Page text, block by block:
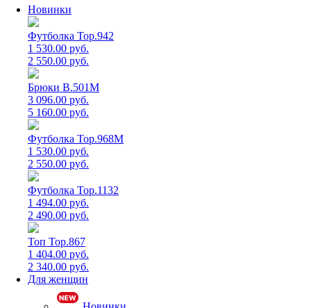
Новинки
Футболка Top.942
1 530.00 руб.
2 550.00 руб.
Брюки B.501M
3 096.00 руб.
5 160.00 руб.
Футболка Top.968M
1 530.00 руб.
2 550.00 руб.
Футболка Top.1132
1 494.00 руб.
2 490.00 руб.
Топ Top.867
1 404.00 руб.
2 340.00 руб.
Для женщин